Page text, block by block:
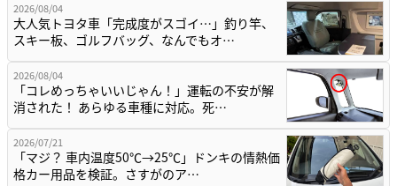
2026/08/04
大人気トヨタ車「完成度がスゴイ…」釣り竿、
スキー板、ゴルフバッグ、なんでもオ…
2026/08/04
「コレめっちゃいいじゃん！」運転の不安が解
消された！ あらゆる車種に対応。死…
2026/07/21
「マジ？ 車内温度50℃→25℃」ドンキの情熱価
格カー用品を検証。さすがのア…